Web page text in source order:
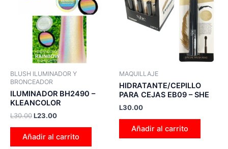
BLUSH ILUMINADOR Y
BRONCEADOR
ILUMINADOR BH2490 –
KLEANCOLOR
L30.00L23.00
Añadir al carrito
MAQUILLAJE
HIDRATANTE/CEPILLO
PARA CEJAS EB09 – SHE
L30.00
Añadir al carrito